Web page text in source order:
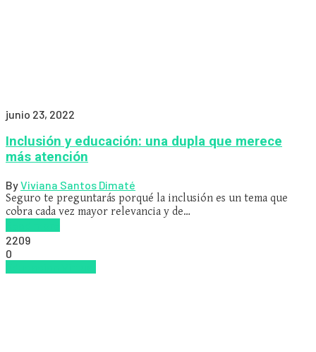
junio 23, 2022
Inclusión y educación: una dupla que merece
más atención
ByViviana Santos Dimaté
Seguro te preguntarás porqué la inclusión es un tema que
cobra cada vez mayor relevancia y de…
2209
0